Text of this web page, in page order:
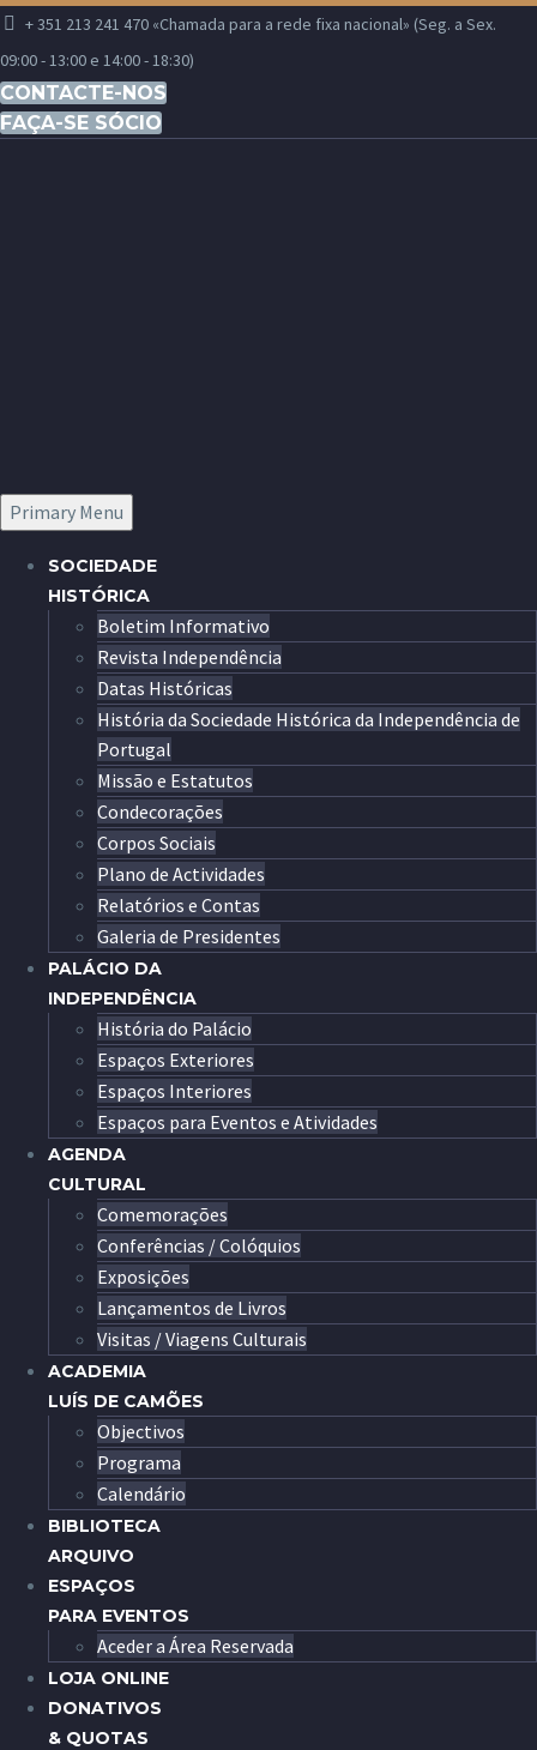
+ 351 213 241 470 «Chamada para a rede fixa nacional» (Seg. a Sex.
09:00 - 13:00 e 14:00 - 18:30)
CONTACTE-NOS
FAÇA-SE SÓCIO
Primary Menu
SOCIEDADE
HISTÓRICA
Boletim Informativo
Revista Independência
Datas Históricas
História da Sociedade Histórica da Independência de
Portugal
Missão e Estatutos
Condecorações
Corpos Sociais
Plano de Actividades
Relatórios e Contas
Galeria de Presidentes
PALÁCIO DA
INDEPENDÊNCIA
História do Palácio
Espaços Exteriores
Espaços Interiores
Espaços para Eventos e Atividades
AGENDA
CULTURAL
Comemorações
Conferências / Colóquios
Exposições
Lançamentos de Livros
Visitas / Viagens Culturais
ACADEMIA
LUÍS DE CAMÕES
Objectivos
Programa
Calendário
BIBLIOTECA
ARQUIVO
ESPAÇOS
PARA EVENTOS
Aceder a Área Reservada
LOJA ONLINE
DONATIVOS
& QUOTAS